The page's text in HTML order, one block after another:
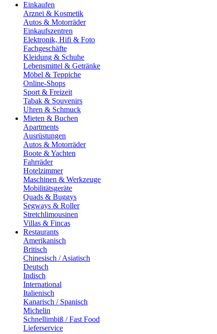
Einkaufen
Arznei & Kosmetik
Autos & Motorräder
Einkaufszentren
Elektronik, Hifi & Foto
Fachgeschäfte
Kleidung & Schuhe
Lebensmittel & Getränke
Möbel & Teppiche
Online-Shops
Sport & Freizeit
Tabak & Souvenirs
Uhren & Schmuck
Mieten & Buchen
Apartments
Ausrüstungen
Autos & Motorräder
Boote & Yachten
Fahrräder
Hotelzimmer
Maschinen & Werkzeuge
Mobilitätsgeräte
Quads & Buggys
Segways & Roller
Stretchlimousinen
Villas & Fincas
Restaurants
Amerikanisch
Britisch
Chinesisch / Asiatisch
Deutsch
Indisch
International
Italienisch
Kanarisch / Spanisch
Michelin
Schnellimbiß / Fast Food
Lieferservice